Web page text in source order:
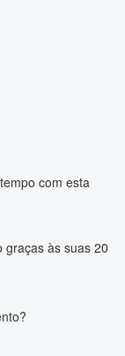
com esta
graças às suas 20